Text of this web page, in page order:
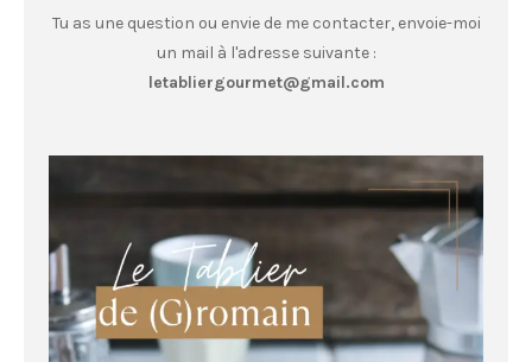
Tu as une question ou envie de me contacter, envoie-moi
un mail à l'adresse suivante :
letabliergourmet@gmail.com